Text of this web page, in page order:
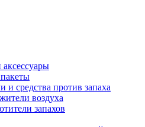
и средства против запаха
воздуха
запахов